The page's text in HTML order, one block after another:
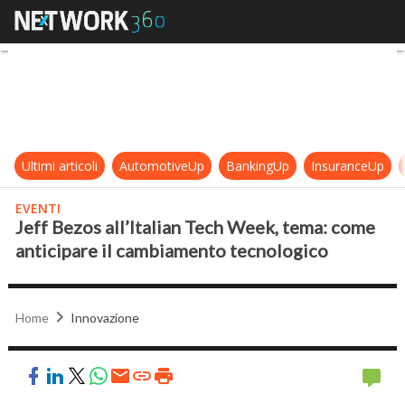
Jeff Bezos all’Italian Tech Week,
Ultimi articoli AutomotiveUp BankingUp InsuranceUp
EVENTI
Jeff Bezos all’Italian Tech Week, tema: come
anticipare il cambiamento tecnologico
Home Innovazione